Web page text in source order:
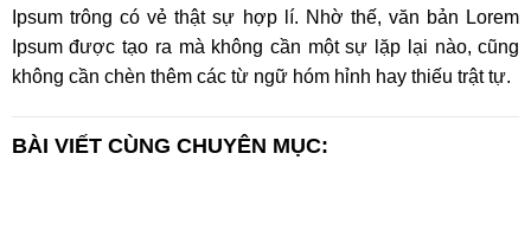
Ipsum trông có vẻ thật sự hợp lí. Nhờ thế, văn bản Lorem
Ipsum được tạo ra mà không cần một sự lặp lại nào, cũng
không cần chèn thêm các từ ngữ hóm hỉnh hay thiếu trật tự.
BÀI VIẾT CÙNG CHUYÊN MỤC: